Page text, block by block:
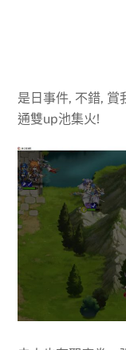
是日事件, 不錯, 賞
通雙up池集火!